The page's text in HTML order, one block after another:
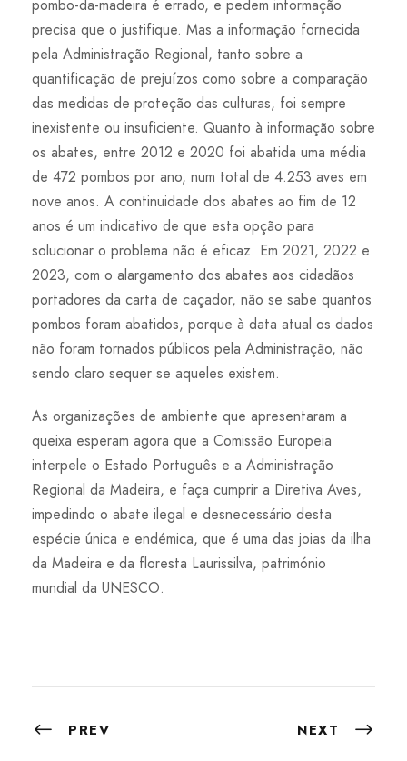
pombo-da-madeira é errado, e pedem informação
precisa que o justifique. Mas a informação fornecida
pela Administração Regional, tanto sobre a
quantificação de prejuízos como sobre a comparação
das medidas de proteção das culturas, foi sempre
inexistente ou insuficiente. Quanto à informação sobre
os abates, entre 2012 e 2020 foi abatida uma média
de 472 pombos por ano, num total de 4.253 aves em
nove anos. A continuidade dos abates ao fim de 12
anos é um indicativo de que esta opção para
solucionar o problema não é eficaz. Em 2021, 2022 e
2023, com o alargamento dos abates aos cidadãos
portadores da carta de caçador, não se sabe quantos
pombos foram abatidos, porque à data atual os dados
não foram tornados públicos pela Administração, não
sendo claro sequer se aqueles existem.
As organizações de ambiente que apresentaram a
queixa esperam agora que a Comissão Europeia
interpele o Estado Português e a Administração
Regional da Madeira, e faça cumprir a Diretiva Aves,
impedindo o abate ilegal e desnecessário desta
espécie única e endémica, que é uma das joias da ilha
da Madeira e da floresta Laurissilva, património
mundial da UNESCO.
PREV NEXT